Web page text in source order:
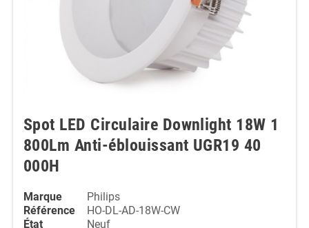
Spot LED Circulaire Downlight 18W 1
800Lm Anti-éblouissant UGR19 40
000H
Marque
Philips
Référence
HO-DL-AD-18W-CW
État
Neuf